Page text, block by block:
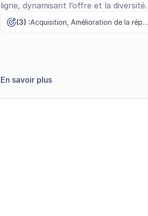
ligne, dynamisant l’offre et la diversité.
(3) : Acquisition, Amélioration de la réputation, Fidélisation
En savoir plus